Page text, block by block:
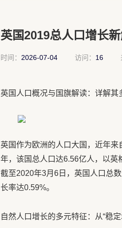
英国2019总人口增长
时间： 2026-07-04 访问： 16
英国人口概况与国旗解读：详解其
英国作为欧洲的人口大国，近年
年，该国总人口达6.56亿人，以英
截至2020年3月6日，英国人口总
长率达0.59%。
自然人口增长的多元特征：从“稳定